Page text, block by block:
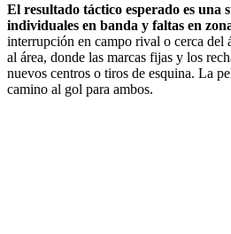
El resultado táctico esperado es una
individuales en banda y faltas en
interrupción en campo rival o cerca del
al área, donde las marcas fijas y los
nuevos centros o tiros de esquina. La
camino al gol para ambos.